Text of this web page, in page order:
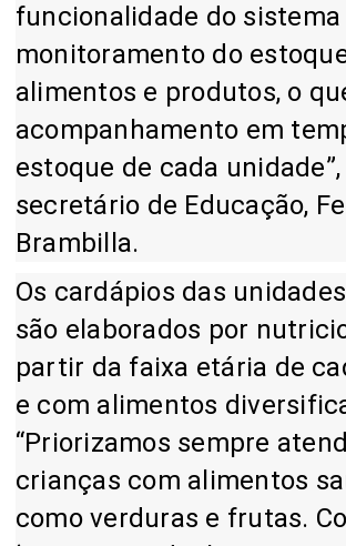
funcionalidade do sistema
monitoramento do
alimentos e produtos, o
acompanhamento em
estoque de cada
secretário de Educação,
Brambilla.
Os cardápios das
são elaborados por
partir da faixa etária de
e com alimentos
“Priorizamos sempre
crianças com alimentos
como verduras e frutas.